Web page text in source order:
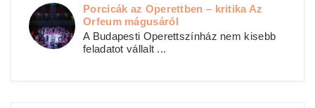
Porcicák az Operettben – kritika Az
Orfeum mágusáról
A Budapesti Operettszínház nem kisebb
feladatot vállalt ...